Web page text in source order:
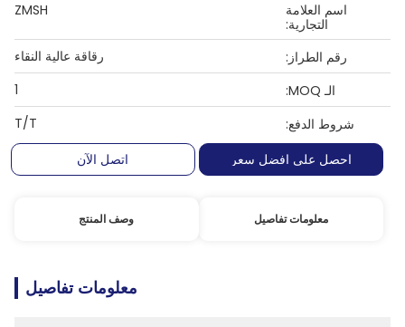
اسم العلامة
التجارية:
ZMSH
رقم الطراز:
رقاقة عالية النقاء
الـ MOQ:
1
شروط الدفع:
T/T
احصل على افضل سعر
اتصل الآن
معلومات تفاصيل وصف المنتج
معلومات تفاصيل